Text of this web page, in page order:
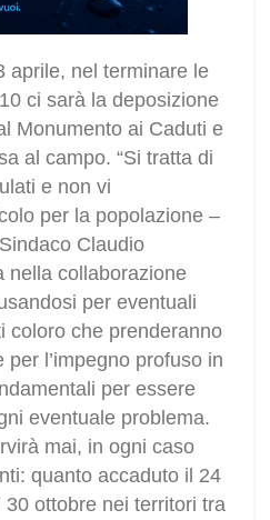
aprile, nel terminare le
ci sarà la deposizione
Monumento ai Caduti e
al campo. “Si tratta di
e non vi
per la popolazione –
Claudio
nella collaborazione
per eventuali
coloro che prenderanno
per l’impegno profuso in
per essere
eventuale problema.
mai, in ogni caso
quanto accaduto il 24
ottobre nei territori tra